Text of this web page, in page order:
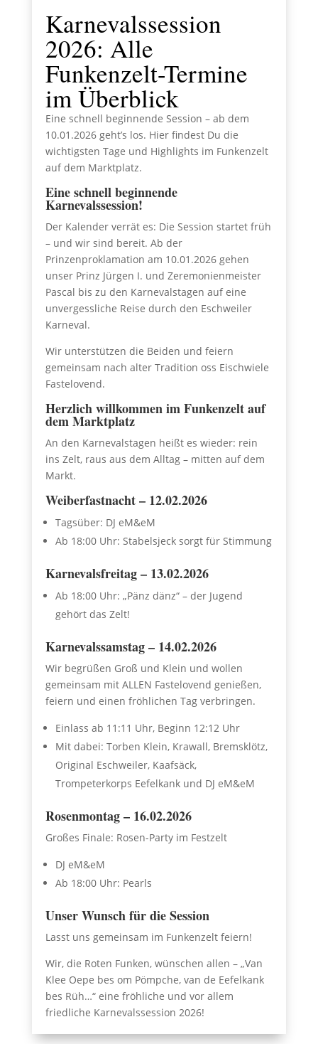
Karnevalssession
2026: Alle
Funkenzelt-Termine
im Überblick
Eine schnell beginnende Session – ab dem
10.01.2026 geht’s los. Hier findest Du die
wichtigsten Tage und Highlights im Funkenzelt
auf dem Marktplatz.
Eine schnell beginnende
Karnevalssession!
Der Kalender verrät es: Die Session startet früh
– und wir sind bereit. Ab der
Prinzenproklamation am 10.01.2026 gehen
unser Prinz Jürgen I. und Zeremonienmeister
Pascal bis zu den Karnevalstagen auf eine
unvergessliche Reise durch den Eschweiler
Karneval.
Wir unterstützen die Beiden und feiern
gemeinsam nach alter Tradition oss Eischwiele
Fastelovend.
Herzlich willkommen im Funkenzelt auf
dem Marktplatz
An den Karnevalstagen heißt es wieder: rein
ins Zelt, raus aus dem Alltag – mitten auf dem
Markt.
Weiberfastnacht – 12.02.2026
Tagsüber: DJ eM&eM
Ab 18:00 Uhr: Stabelsjeck sorgt für Stimmung
Karnevalsfreitag – 13.02.2026
Ab 18:00 Uhr: „Pänz dänz“ – der Jugend
gehört das Zelt!
Karnevalssamstag – 14.02.2026
Wir begrüßen Groß und Klein und wollen
gemeinsam mit ALLEN Fastelovend genießen,
feiern und einen fröhlichen Tag verbringen.
Einlass ab 11:11 Uhr, Beginn 12:12 Uhr
Mit dabei: Torben Klein, Krawall, Bremsklötz,
Original Eschweiler, Kaafsäck,
Trompeterkorps Eefelkank und DJ eM&eM
Rosenmontag – 16.02.2026
Großes Finale: Rosen-Party im Festzelt
DJ eM&eM
Ab 18:00 Uhr: Pearls
Unser Wunsch für die Session
Lasst uns gemeinsam im Funkenzelt feiern!
Wir, die Roten Funken, wünschen allen – „Van
Klee Oepe bes om Pömpche, van de Eefelkank
bes Rüh…“ eine fröhliche und vor allem
friedliche Karnevalssession 2026!